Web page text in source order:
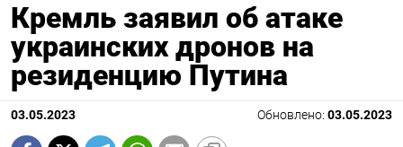
Кремль заявил об атаке
украинских дронов на
резиденцию Путина
03.05.2023 Обновлено: 03.05.2023